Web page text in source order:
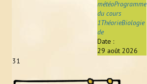
météoProgramme
du cours
1ThéorieBiologie
de
Date :
29 août 2026
31